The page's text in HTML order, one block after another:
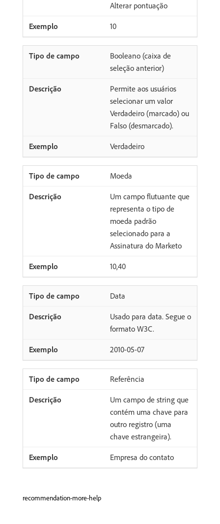
Alterar pontuação
10
Booleano (caixa de
seleção anterior)
Permite aos usuários
selecionar um valor
Verdadeiro (marcado) ou
Falso (desmarcado).
Verdadeiro
Moeda
Um campo flutuante que
representa o tipo de
moeda padrão
selecionado para a
Assinatura do Marketo
10,40
Data
Usado para data. Segue o
formato W3C.
2010-05-07
Referência
Um campo de string que
contém uma chave para
outro registro (uma
chave estrangeira).
Empresa do contato
recommendation-more-help